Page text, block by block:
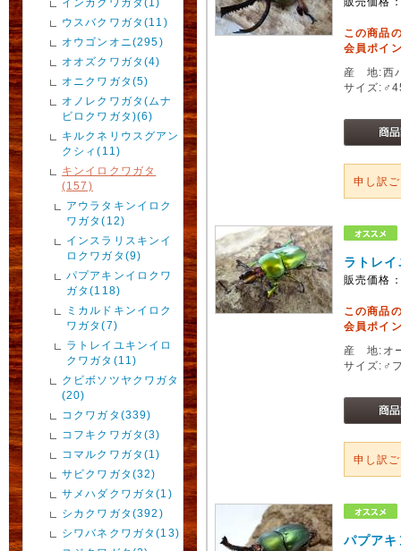
ウスバクワガタ(11)
オウゴンオニ(295)
オオズクワガタ(4)
オニクワガタ(5)
オノレクワガタ(ムナ
ビロクワガタ)(6)
キルクネリウスグアン
クシィ(11)
キンイロクワガタ
(157)
アウラタキンイロク
ワガタ(12)
インスラリスキンイ
ロクワガタ(9)
パプアキンイロクワ
ガタ(118)
ミカルドキンイロク
ワガタ(7)
ラトレイユキンイロ
クワガタ(11)
クビボソツヤクワガタ
(20)
コクワガタ(339)
コフキクワガタ(3)
コマルクワガタ(1)
サビクワガタ(32)
サメハダクワガタ(1)
シカクワガタ(392)
シワバネクワガタ(13)
この商品
会員ポイ
産 地:西
サイズ
申し訳
ラトレ
販売価格
この商品
会員ポイ
産 地:オ
サイズ:♂
申し訳
パプア